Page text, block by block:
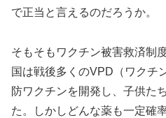
で正当と言えるのだろうか。
そもそもワクチン被害救済制
国は戦後多くのVPD（ワクチ
防ワクチンを開発し、子供た
た。しかしどんな薬も一定確